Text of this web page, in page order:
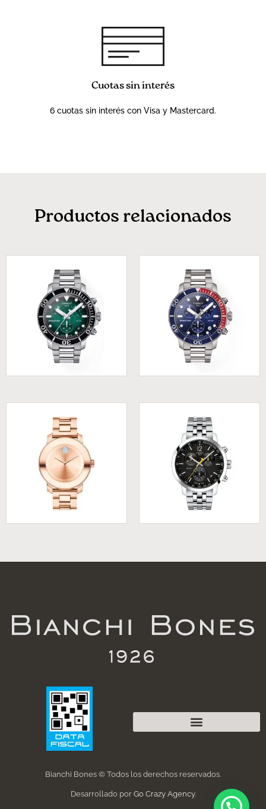
Cuotas sin interés
6 cuotas sin interés con Visa y Mastercard.
Productos relacionados
Bianchi Bones © Todos los derechos reservados.
Desarrollado por Go Crazy Agency.